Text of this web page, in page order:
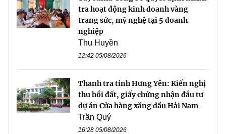
tra hoạt động kinh doanh vàng
trang sức, mỹ nghệ tại 5 doanh
nghiệp
Thu Huyền
12:42 05/08/2026
Thanh tra tỉnh Hưng Yên: Kiến nghị
thu hồi đất, giấy chứng nhận đầu tư
dự án Cửa hàng xăng dầu Hải Nam
Trần Quý
16:28 05/08/2026